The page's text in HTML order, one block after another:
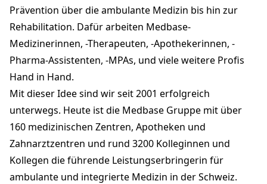
Prävention über die ambulante Medizin bis hin zur
Rehabilitation. Dafür arbeiten Medbase-
Medizinerinnen, -Therapeuten, -Apothekerinnen, -
Pharma-Assistenten, -MPAs, und viele weitere Profis
Hand in Hand.
Mit dieser Idee sind wir seit 2001 erfolgreich
unterwegs. Heute ist die Medbase Gruppe mit über
160 medizinischen Zentren, Apotheken und
Zahnarztzentren und rund 3200 Kolleginnen und
Kollegen die führende Leistungserbringerin für
ambulante und integrierte Medizin in der Schweiz.